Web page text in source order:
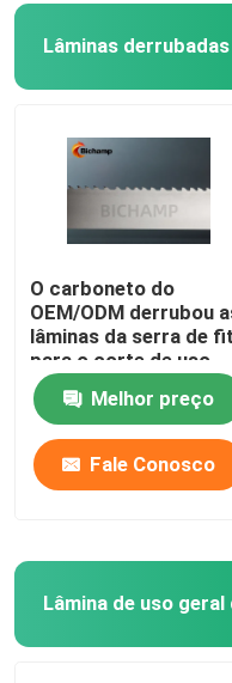
O carboneto do
OEM/ODM derrubou
lâminas da serra de
para o corte de uso
geral do metal
Melhor preço
Fale Conosco
Lâmina de uso